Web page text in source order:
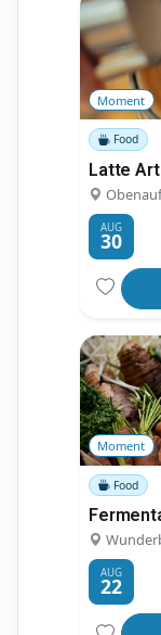
Moment
Food
Latte
AUG
30
Moment
Food
AUG
22